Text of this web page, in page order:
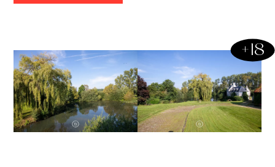
bedroom met aansluitend een dressing en badkamer.
De waterburcht beslaat een oppervlakte van 420 m²:
inkomhal met gastentoilet, riante eetkamer, woonkamer
en keuken. Verder beschikt het kasteel nog over 2
slaapkamers en 2 badkamers, aangevuld met polyvalente
ruimtes die gekenmerkt worden het authentiek gebinte.
+18